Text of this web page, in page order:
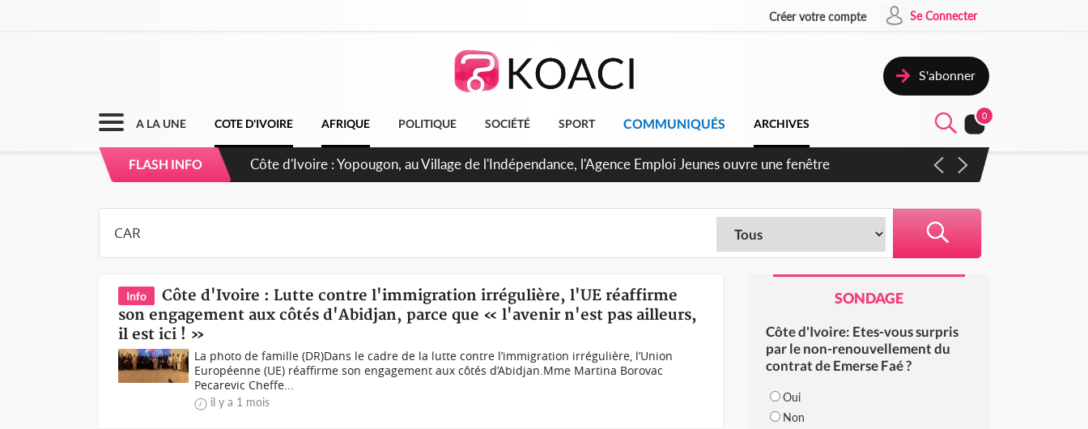
Créer votre compte Se Connecter
S'abonner
A LA UNE COTE D'IVOIRE AFRIQUE POLITIQUE SOCIÉTÉ SPORT COMMUNIQUÉS ARCHIVES
0
FLASH INFO
Côte d'Ivoire : CHU de Treichville, après la fronde, les agents contractuels obtiennent un accord avec la
Info
Côte d'Ivoire : Lutte contre l'immigration irrégulière, l'UE réaffirme
son engagement aux côtés d'Abidjan, parce que « l'avenir n'est pas ailleurs,
il est ici ! »
La photo de famille (DR)Dans le cadre de la lutte contre l’immigration irrégulière, l’Union
Européenne (UE) réaffirme son engagement aux côtés d’Abidjan.Mme Martina Borovac
Pecarevic Cheffe...
il y a 1 mois
SONDAGE
Côte d'Ivoire: Etes-vous surpris
par le non-renouvellement du
contrat de Emerse Faé ?
Oui
Non